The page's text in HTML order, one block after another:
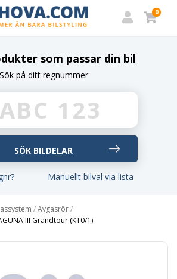
0
som passar din bil
Sök på ditt regnummer
Manuellt bilval via lista
/Avgasrör/
III Grandtour (KT0/1)